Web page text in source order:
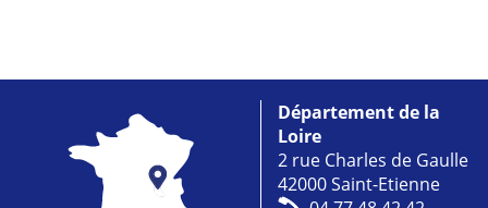
Département de la
Loire
2 rue Charles de Gaulle
42000 Saint-Etienne